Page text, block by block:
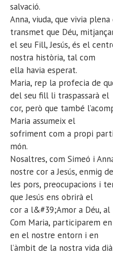
salvació.
Anna, viuda, que vivia
transmet que Déu,
el seu Fill, Jesús, és el
nostra història, tal com
ella havia esperat.
Maria, rep la profecia de
del seu fill li traspassarà el
cor, però que també
Maria assumeix el
sofriment com a propi
món.
Nosaltres, com Simeó i
nostre cor a Jesús, enmig de
les pors, preocupacions i
que Jesús ens obrirà el
cor a l&#39;Amor a Déu,
Com Maria, participarem
en el nostre entorn i en
l’àmbit de la nostra vida